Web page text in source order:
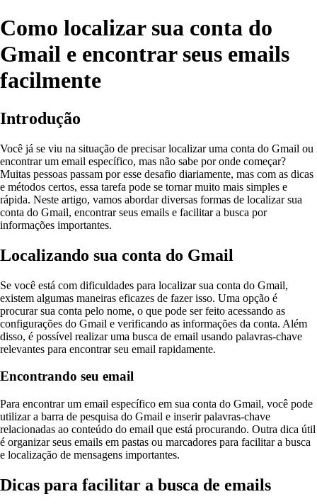
Como localizar sua conta do
Gmail e encontrar seus emails
facilmente
Introdução
Você já se viu na situação de precisar localizar uma conta do Gmail ou
encontrar um email específico, mas não sabe por onde começar?
Muitas pessoas passam por esse desafio diariamente, mas com as dicas
e métodos certos, essa tarefa pode se tornar muito mais simples e
rápida. Neste artigo, vamos abordar diversas formas de localizar sua
conta do Gmail, encontrar seus emails e facilitar a busca por
informações importantes.
Localizando sua conta do Gmail
Se você está com dificuldades para localizar sua conta do Gmail,
existem algumas maneiras eficazes de fazer isso. Uma opção é
procurar sua conta pelo nome, o que pode ser feito acessando as
configurações do Gmail e verificando as informações da conta. Além
disso, é possível realizar uma busca de email usando palavras-chave
relevantes para encontrar seu email rapidamente.
Encontrando seu email
Para encontrar um email específico em sua conta do Gmail, você pode
utilizar a barra de pesquisa do Gmail e inserir palavras-chave
relacionadas ao conteúdo do email que está procurando. Outra dica útil
é organizar seus emails em pastas ou marcadores para facilitar a busca
e localização de mensagens importantes.
Dicas para facilitar a busca de emails